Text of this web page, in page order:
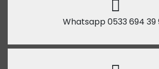
Whatsapp 0533 694 39